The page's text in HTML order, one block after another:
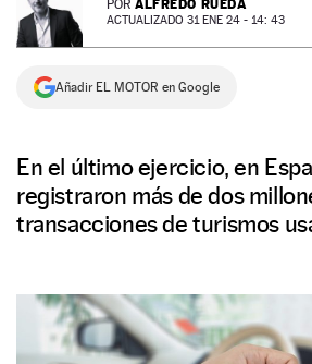
NEWSLETTER
SÍGUENOS
POR ALFREDO RUEDA
ACTUALIZADO 31 ENE 24 - 14: 43
Añadir EL MOTOR en Google
En el último ejercicio, en
registraron más de dos
transacciones de turismos